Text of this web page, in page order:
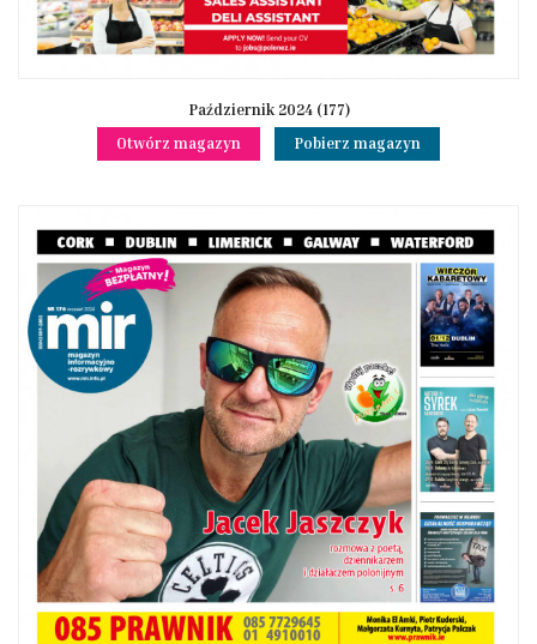
Październik 2024 (177)
Otwórz magazyn
Pobierz magazyn